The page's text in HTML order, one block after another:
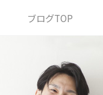
ブログTOP